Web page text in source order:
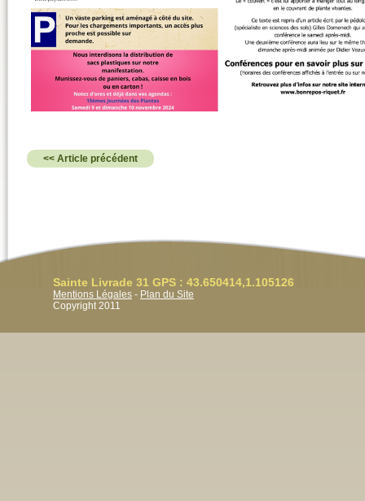
<< Article précédent
Sainte Livrade 31 GPS : 43.650414,1.105126
Mentions Légales - Plan du Site
Copyright 2011